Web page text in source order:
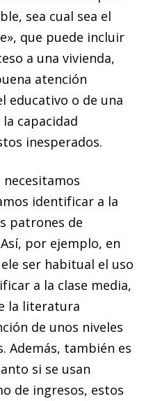
sea cual sea el
que puede incluir
a una vivienda,
atención
educativo o de una
capacidad
inesperados.
necesitamos
identificar a la
patrones de
por ejemplo, en
ser habitual el uso
a la clase media,
la literatura
de unos niveles
Además, también es
si se usan
de ingresos, estos